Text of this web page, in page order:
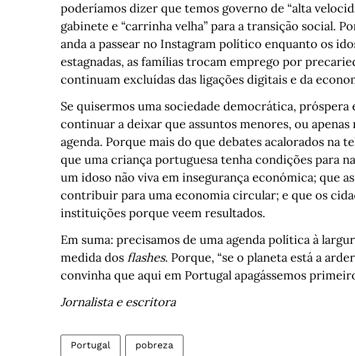
poderíamos dizer que temos governo de “alta
gabinete e “carrinha velha” para a transição social.
anda a passear no Instagram político enquanto os
estagnadas, as famílias trocam emprego por
continuam excluídas das ligações digitais e da
Se quisermos uma sociedade democrática, próspera
continuar a deixar que assuntos menores, ou
agenda. Porque mais do que debates acalorados na
que uma criança portuguesa tenha condições para
um idoso não viva em insegurança económica; que
contribuir para uma economia circular; e que os
instituições porque veem resultados.
Em suma: precisamos de uma agenda política à
medida dos flashes. Porque, “se o planeta está a
convinha que aqui em Portugal apagássemos
Jornalista e escritora
Portugal pobreza